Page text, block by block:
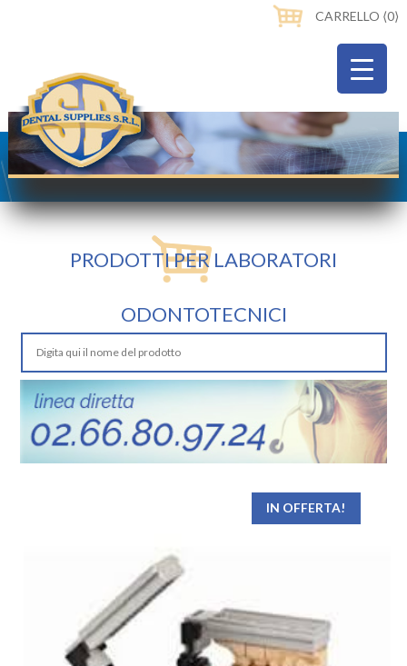
CARRELLO ⟨0⟩
PRODOTTI PER LABORATORI
ODONTOTECNICI
IN OFFERTA!